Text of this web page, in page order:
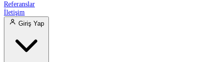
Referanslar
İletişim
Giriş Yap